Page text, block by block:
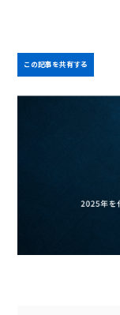
この記事を共有する